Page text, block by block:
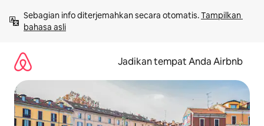
langsung
lihat
Sebagian info diterjemahkan secara otomatis. Tampilkan
bahasa asli
Jadikan tempat Anda Airbnb